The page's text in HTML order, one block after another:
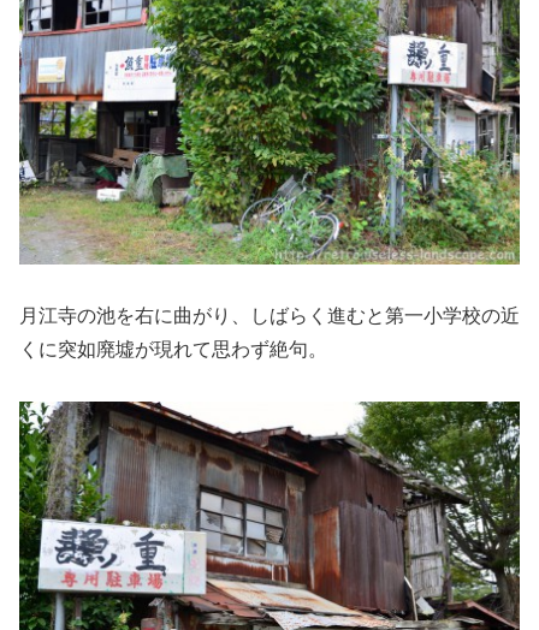
月江寺の池を右に曲がり、しばらく進むと第一小学校の近
くに突如廃墟が現れて思わず絶句。